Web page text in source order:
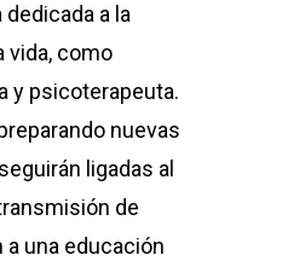
dedicada a la
vida, como
y psicoterapeuta.
nuevas
ligadas al
de
a una educación